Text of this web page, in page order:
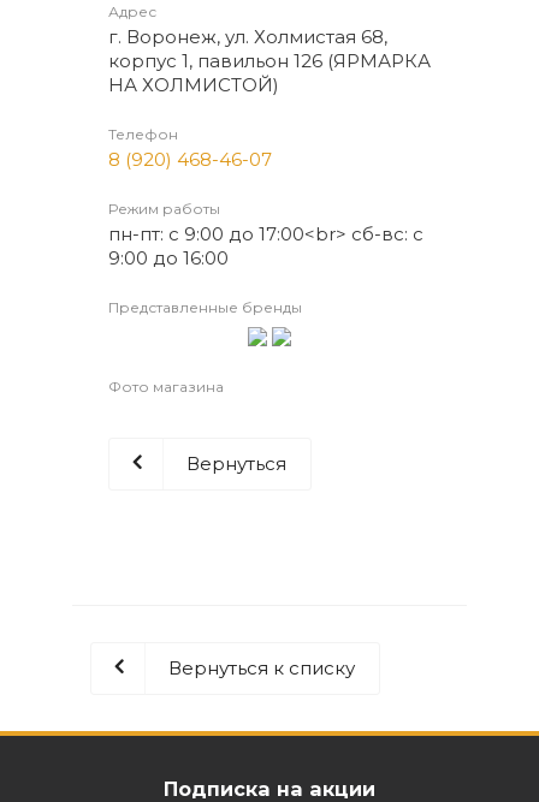
Адрес
г. Воронеж, ул. Холмистая 68,
корпус 1, павильон 126 (ЯРМАРКА
НА ХОЛМИСТОЙ)
Телефон
8 (920) 468-46-07
Режим работы
пн-пт: с 9:00 до 17:00<br> сб-вс: с
9:00 до 16:00
Представленные бренды
Фото магазина
Вернуться
Вернуться к списку
Подписка на акции